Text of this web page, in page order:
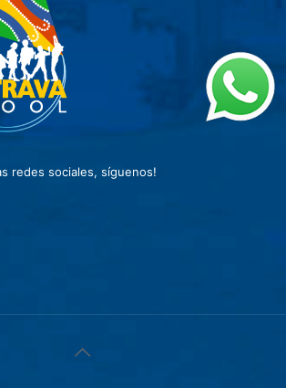
redes sociales, síguenos!